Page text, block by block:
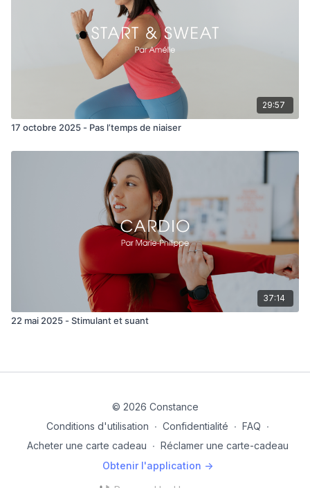
29:57
17 octobre 2025 - Pas l’temps de niaiser
37:14
22 mai 2025 - Stimulant et suant
© 2026 Constance
Conditions d'utilisation ∙ Confidentialité ∙ FAQ ∙
Acheter une carte cadeau ∙ Réclamer une carte-cadeau
Obtenir l'application ->